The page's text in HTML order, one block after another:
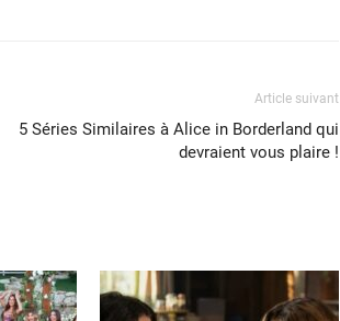
Article suivant
5 Séries Similaires à Alice in Borderland qui
devraient vous plaire !